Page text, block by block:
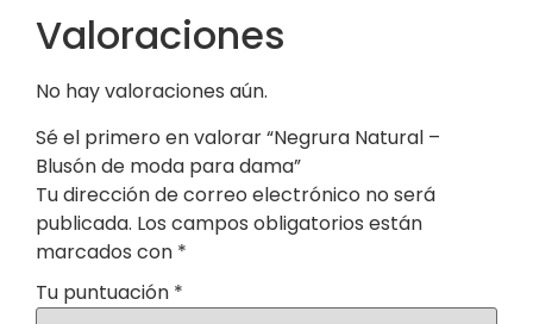
Valoraciones
No hay valoraciones aún.
Sé el primero en valorar “Negrura Natural –
Blusón de moda para dama”
Tu dirección de correo electrónico no será
publicada. Los campos obligatorios están
marcados con *
Tu puntuación *